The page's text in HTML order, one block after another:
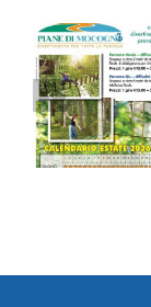
Avventura
alberi al
Park delle
di